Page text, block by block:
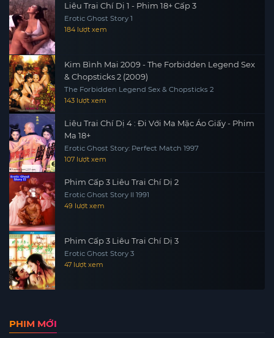
Liêu Trai Chí Dị 1 - Phim 18+ Cấp 3
Erotic Ghost Story 1
184 lượt xem
Kim Bình Mai 2009 - The Forbidden Legend Sex
& Chopsticks 2 (2009)
The Forbidden Legend Sex & Chopsticks 2
143 lượt xem
Liêu Trai Chí Dị 4 : Đi Với Ma Mặc Áo Giấy - Phim
Ma 18+
Erotic Ghost Story: Perfect Match 1997
107 lượt xem
Phim Cấp 3 Liêu Trai Chí Dị 2
Erotic Ghost Story II 1991
49 lượt xem
Phim Cấp 3 Liêu Trai Chí Dị 3
Erotic Ghost Story 3
47 lượt xem
PHIM MỚI